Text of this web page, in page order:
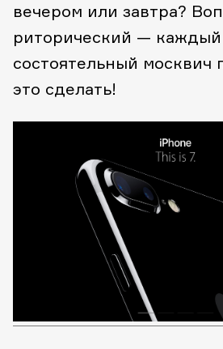
вечером или завтра?
риторический —
состоятельный москвич
это сделать!